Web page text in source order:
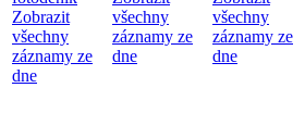
Zobrazit
všechny
záznamy ze
dne
všechny
záznamy ze
dne
všechny
záznamy ze
dne